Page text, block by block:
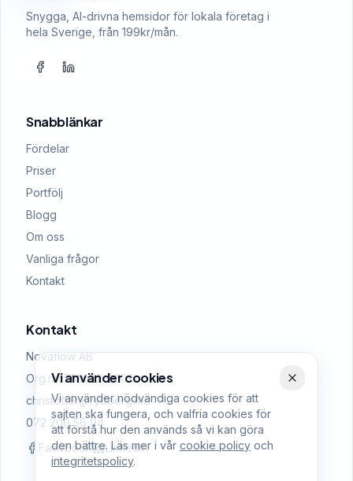
Snygga, AI-drivna hemsidor för lokala företag i
hela Sverige, från 199kr/mån.
Snabblänkar
Fördelar
Priser
Portfölj
Blogg
Om oss
Vanliga frågor
Kontakt
Kontakt
Novaflow AB
Org.nr: 559522-0509
christoffer@rydberg.me
072 200 56 94
Facebook
LinkedIn
Vi använder cookies
Vi använder nödvändiga cookies för att
sajten ska fungera, och valfria cookies för
att förstå hur den används så vi kan göra
den bättre. Läs mer i vår cookie policy och
integritetspolicy.